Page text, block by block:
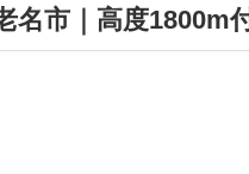
名市｜高度1800m